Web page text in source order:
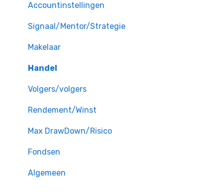
Accountinstellingen
Signaal/Mentor/Strategie
Makelaar
Handel
Volgers/volgers
Rendement/Winst
Max DrawDown/Risico
Fondsen
Algemeen